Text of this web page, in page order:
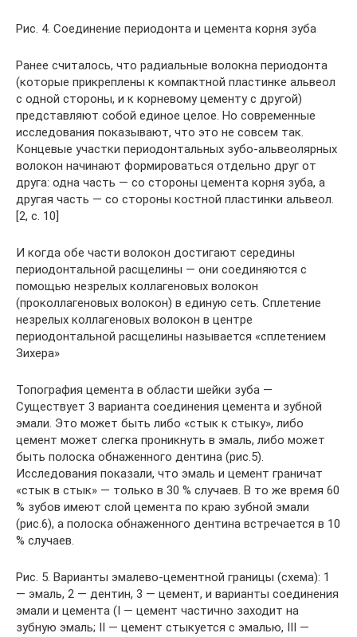
Рис. 4. Соединение периодонта и цемента корня зуба
Ранее считалось, что радиальные волокна периодонта
(которые прикреплены к компактной пластинке альвеол
с одной стороны, и к корневому цементу с другой)
представляют собой единое целое. Но современные
исследования показывают, что это не совсем так.
Концевые участки периодонтальных зубо-альвеолярных
волокон начинают формироваться отдельно друг от
друга: одна часть — со стороны цемента корня зуба, а
другая часть — со стороны костной пластинки альвеол.
[2, c. 10]
И когда обе части волокон достигают середины
периодонтальной расщелины — они соединяются с
помощью незрелых коллагеновых волокон
(проколлагеновых волокон) в единую сеть. Сплетение
незрелых коллагеновых волокон в центре
периодонтальной расщелины называется «сплетением
Зихера»
Топография цемента в области шейки зуба —
Существует 3 варианта соединения цемента и зубной
эмали. Это может быть либо «стык к стыку», либо
цемент может слегка проникнуть в эмаль, либо может
быть полоска обнаженного дентина (рис.5).
Исследования показали, что эмаль и цемент граничат
«стык в стык» — только в 30 % случаев. В то же время 60
% зубов имеют слой цемента по краю зубной эмали
(рис.6), а полоска обнаженного дентина встречается в 10
% случаев.
Рис. 5. Варианты эмалево-цементной границы (схема): 1
— эмаль, 2 — дентин, 3 — цемент, и варианты соединения
эмали и цемента (I — цемент частично заходит на
зубную эмаль; II — цемент стыкуется с эмалью, III —